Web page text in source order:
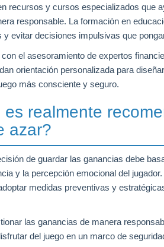
recursos y cursos especializados que
responsable. La formación en
y evitar decisiones impulsivas que
el asesoramiento de expertos
orientación personalizada para
más consciente y seguro.
realmente
azar?
de guardar las ganancias debe
y la percepción emocional del
medidas preventivas y
las ganancias de manera
del juego en un marco de